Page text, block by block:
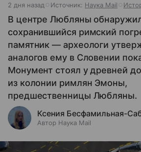
2 дня назад Источник: Наука Mail
В центре Любляны
сохранившийся римский
памятник — археологи
аналогов ему в Словении
Монумент стоял у древней
из колонии римлян Эмоны,
предшественницы Любляны.
Ксения Бесфамильная-
Автор Наука Mail